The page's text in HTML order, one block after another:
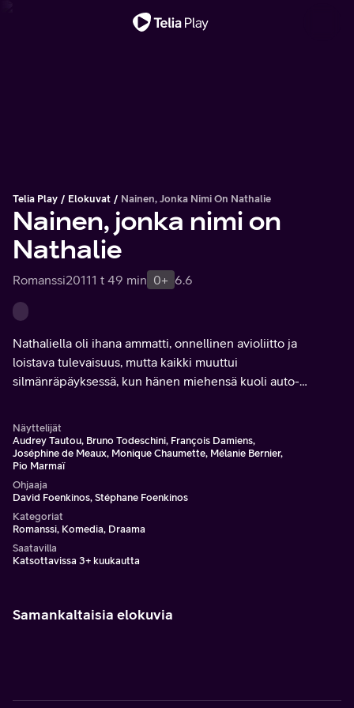
Telia Play Elokuvat Nainen, Jonka Nimi On Nathalie
Nainen, jonka nimi on
Nathalie
Romanssi20111 t 49 min 0+ 6.6
Nathaliella oli ihana ammatti, onnellinen avioliitto ja
loistava tulevaisuus, mutta kaikki muuttui
silmänräpäyksessä, kun hänen miehensä kuoli auto-
Näyttelijät
Audrey Tautou, Bruno Todeschini, François Damiens,
Joséphine de Meaux, Monique Chaumette, Mélanie Bernier,
Pio Marmaï
Ohjaaja
David Foenkinos, Stéphane Foenkinos
Kategoriat
Romanssi, Komedia, Draama
Saatavilla
Katsottavissa 3+ kuukautta
Samankaltaisia elokuvia